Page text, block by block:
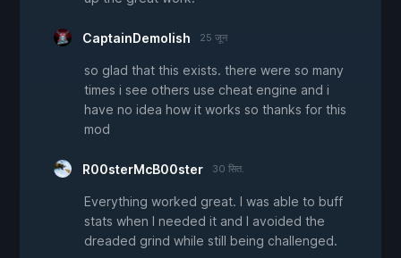
CaptainDemolish 25 जून
so glad that this exists. there were so many
times i see others use cheat engine and i
have no idea how it works so thanks for this
mod
R00sterMcB00ster 30 सित.
Everything worked great. I was able to buff
stats when I needed it and I avoided the
dreaded grind while still being challenged.